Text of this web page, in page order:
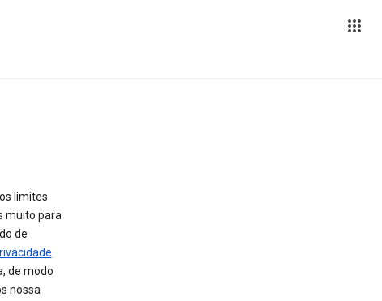
limites
muito para
de
de modo
nossa